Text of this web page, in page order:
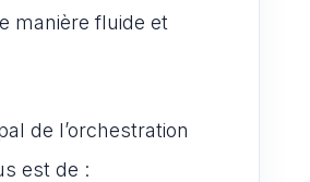
manière fluide et
de l’orchestration
est de :